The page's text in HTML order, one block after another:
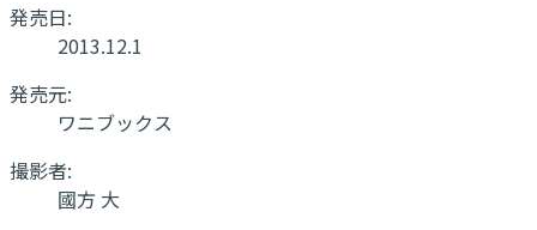
発売日:
2013.12.1
発売元:
ワニブックス
撮影者:
國方 大